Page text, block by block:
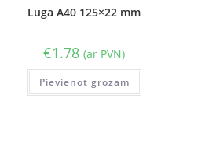
Luga A40 125×22 mm
€1.78 (ar PVN)
Pievienot grozam